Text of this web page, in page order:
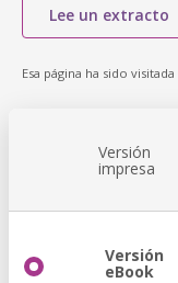
Lee un extracto
Esa página ha sido visitada
Versión
impresa
Versión
eBook